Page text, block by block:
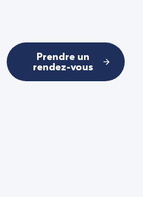
Prendre un
rendez-vous